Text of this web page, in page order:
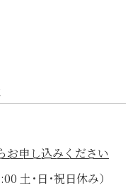
お申し込みください
土･日･祝日休み）